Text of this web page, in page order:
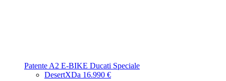
Patente A2 E-BIKE Ducati Speciale
DesertXDa 16.990 €